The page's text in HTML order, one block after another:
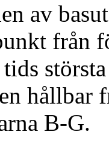
av
från
hållbar
B-G.